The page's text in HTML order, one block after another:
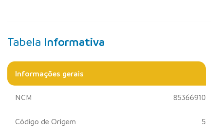
Tabela Informativa
Informações gerais
NCM 85366910
Código de Origem 5